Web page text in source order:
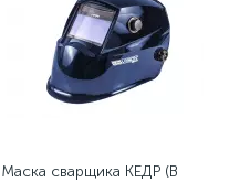
Маска сварщика КЕДР (В